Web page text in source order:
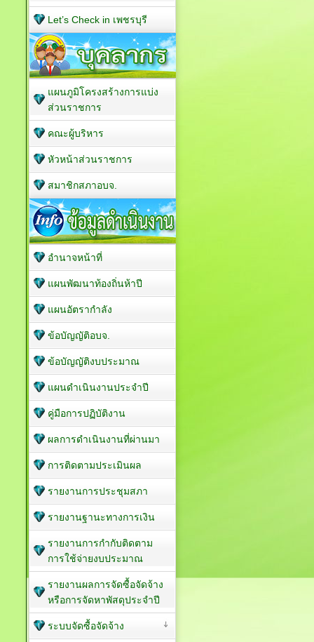
Let’s Check in เพชรบุรี
แผนภูมิโครงสร้างการแบ่ง
ส่วนราชการ
คณะผู้บริหาร
หัวหน้าส่วนราชการ
สมาชิกสภาอบจ.
อำนาจหน้าที่
แผนพัฒนาท้องถิ่นห้าปี
แผนอัตรากำลัง
ข้อบัญญัติอบจ.
ข้อบัญญัติงบประมาณ
แผนดำเนินงานประจำปี
คู่มือการปฏิบัติงาน
ผลการดำเนินงานที่ผ่านมา
การติดตามประเมินผล
รายงานการประชุมสภา
รายงานฐานะทางการเงิน
รายงานการกำกับติดตาม
การใช้จ่ายงบประมาณ
รายงานผลการจัดซื้อจัดจ้าง
หรือการจัดหาพัสดุประจำปี
ระบบจัดซื้อจัดจ้าง